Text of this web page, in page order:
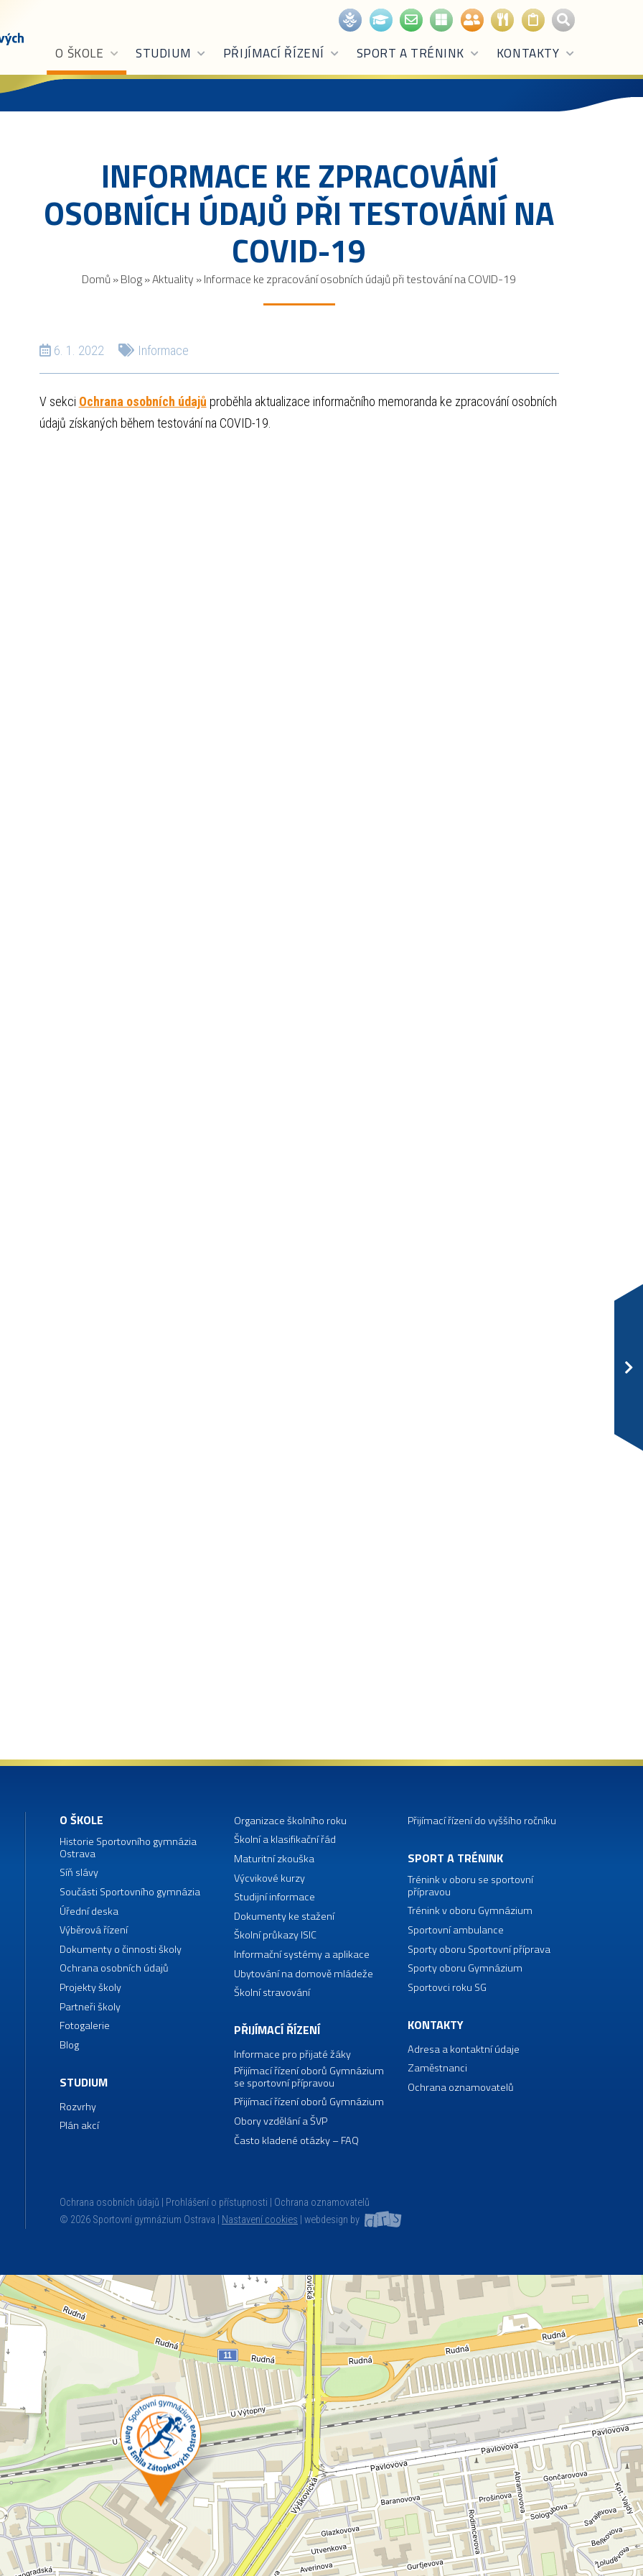
O ŠKOLE STUDIUM PŘIJÍMACÍ ŘÍZENÍ SPORT A TRÉNINK KONTAKTY
INFORMACE KE ZPRACOVÁNÍ
OSOBNÍCH ÚDAJŮ PŘI TESTOVÁNÍ NA
COVID-19
Domů »Blog»Aktuality »Informace ke zpracování osobních údajů při testování na COVID-19
6. 1. 2022 Informace
V sekci Ochrana osobních údajů proběhla aktualizace informačního memoranda ke zpracování osobních
údajů získaných během testování na COVID-19.
O ŠKOLE
Historie Sportovního gymnázia
Ostrava
Síň slávy
Součásti Sportovního gymnázia
Úřední deska
Výběrová řízení
Dokumenty o činnosti školy
Ochrana osobních údajů
Projekty školy
Partneři školy
Fotogalerie
Blog
STUDIUM
Rozvrhy
Plán akcí
Organizace školního roku
Školní a klasifikační řád
Maturitní zkouška
Výcvikové kurzy
Studijní informace
Dokumenty ke stažení
Školní průkazy ISIC
Informační systémy a aplikace
Ubytování na domově mládeže
Školní stravování
PŘIJÍMACÍ ŘÍZENÍ
Informace pro přijaté žáky
Přijímací řízení oborů Gymnázium
se sportovní přípravou
Přijímací řízení oborů Gymnázium
Obory vzdělání a ŠVP
Často kladené otázky – FAQ
Přijímací řízení do vyššího ročníku
SPORT A TRÉNINK
Trénink v oboru se sportovní
přípravou
Trénink v oboru Gymnázium
Sportovní ambulance
Sporty oboru Sportovní příprava
Sporty oboru Gymnázium
Sportovci roku SG
KONTAKTY
Adresa a kontaktní údaje
Zaměstnanci
Ochrana oznamovatelů
Ochrana osobních údajů Prohlášení o přístupnosti
Ochrana oznamovatelů
© 2026 Sportovní gymnázium Ostrava |
Nastavení cookies webdesign by